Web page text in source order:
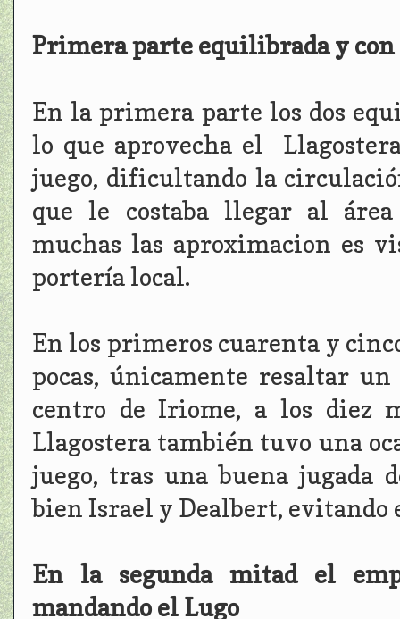
Primera parte equilibrada y con
En la primera parte los dos
lo que aprovecha el
juego, dificultando la
que le costaba llegar al
muchas las aproximacion es
portería local.
En los primeros cuarenta y
pocas, únicamente resaltar
centro de Iriome, a los diez
Llagostera también tuvo una
juego, tras una buena jugada
bien Israel y Dealbert,
En la segunda mitad el
mandando el Lugo